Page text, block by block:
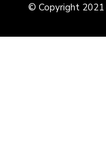
© Copyright 2021